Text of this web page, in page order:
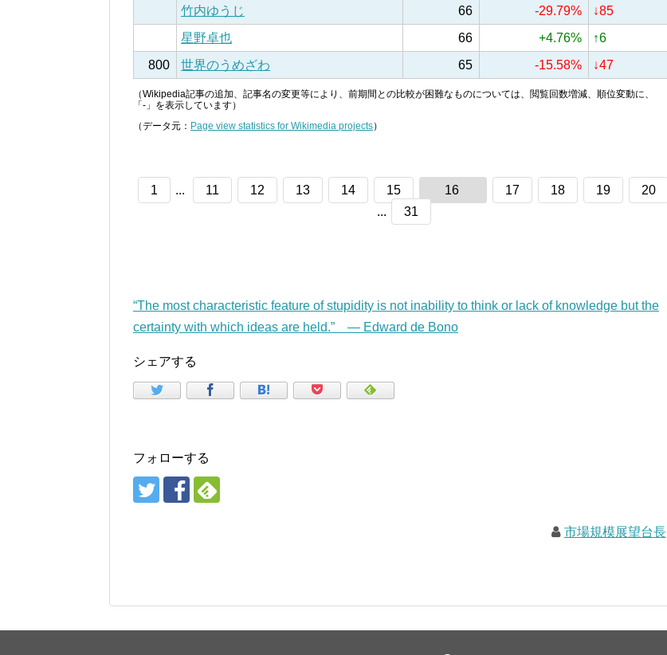
竹内ゆうじ
66 -29.79%
↓85
星野卓也
66 +4.76%
↑6
800
世界のうめざわ 65 -15.58% ↓47
（Wikipedia記事の追加、記事名の変更等により、前期間との比較が困難なものについては、閲覧回数増減、順位変動に、
「-」を表示しています）
（データ元： Page view statistics for Wikimedia projects）
1 ... 11 12 13 14 15 16 17 18 19
20
...
31
“The most characteristic feature of stupidity is not inability to think or lack of knowledge but the
certainty with which ideas are held.” — Edward de Bono
シェアする
フォローする
市場規模展望台長